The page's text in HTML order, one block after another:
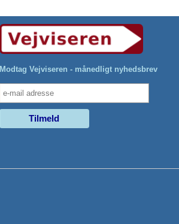
Modtag Vejviseren - månedligt nyhedsbrev